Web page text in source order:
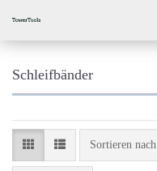
Schleifbänder
Sortieren nach
Sortieren nach